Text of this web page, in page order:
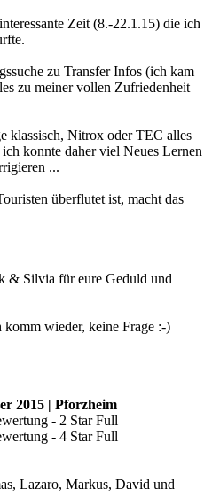
Zeit (8.-22.1.15) die ich
zu Transfer Infos (ich kam
zu meiner vollen Zufriedenheit
klassisch, Nitrox oder TEC alles
konnte daher viel Neues Lernen
...
überflutet ist, macht das
& Silvia für eure Geduld und
komm wieder, keine Frage :-)
2015 | Pforzheim
Lazaro, Markus, David und